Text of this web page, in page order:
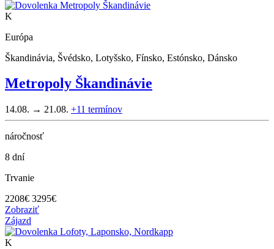
K
Európa
Škandinávia, Švédsko, Lotyšsko, Fínsko, Estónsko, Dánsko
Metropoly Škandinávie
14.08. → 21.08. +11 termínov
náročnosť
8 dní
Trvanie
2208€ 3295€
Zobraziť
Zájazd
K